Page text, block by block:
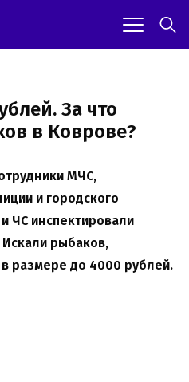
За что
в Коврове?
МЧС,
и городского
ЧС инспектировали
рыбаков,
размере до 4000 рублей.